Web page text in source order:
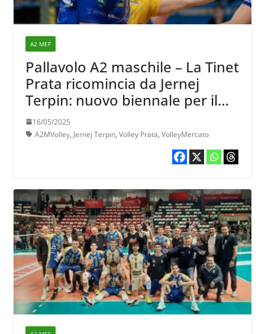
A2 MEF
Pallavolo A2 maschile – La Tinet
Prata ricomincia da Jernej
Terpin: nuovo biennale per il
goriziano
16/05/2025
A2MVolley, Jernej Terpin, Volley Prata, VolleyMercato